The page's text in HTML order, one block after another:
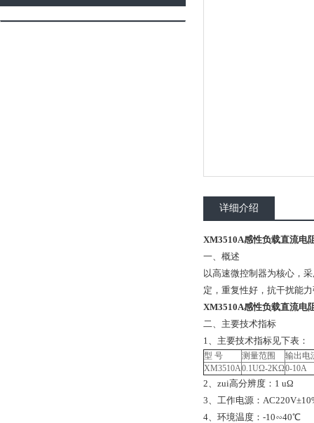
详细介绍
XM3510A感性负载直流电
一、概述
以高速微控制器为核心，
定，重复性好，抗干扰能
XM3510A感性负载直流电
二、主要技术指标
1、主要技术指标见下表：
型 号 测量范围
输出电
XM3510A0.1UΩ-2KΩ0-10A
2、zui高分辨度：1 uΩ
3、工作电源：
4、环境温度：-10∽40℃